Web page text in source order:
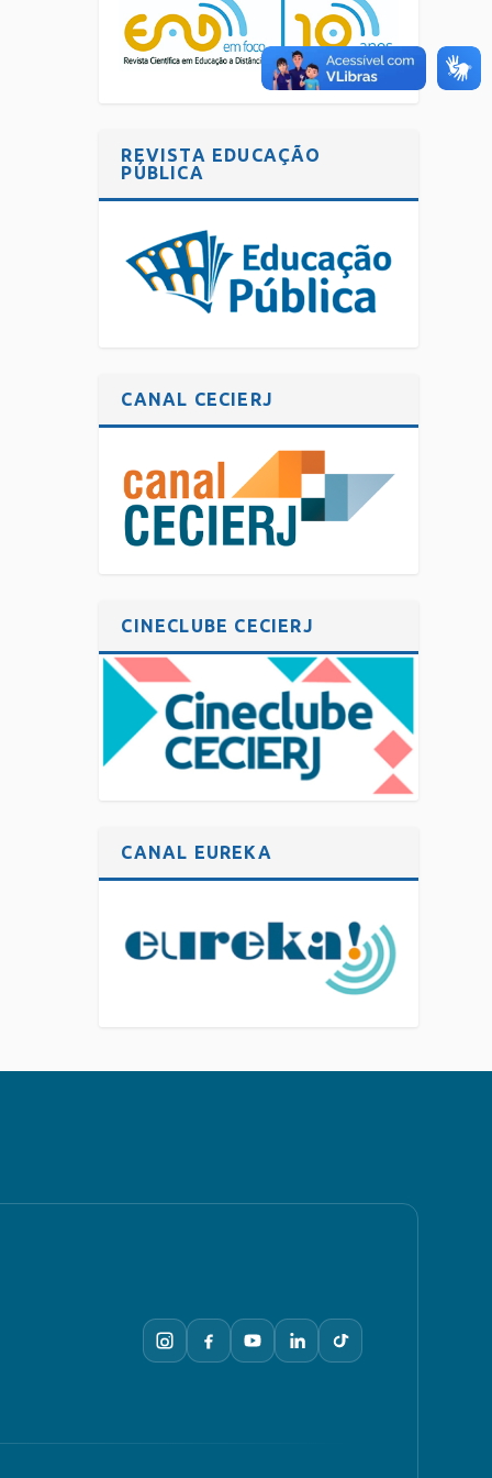
REVISTA EDUCAÇÃO
PÚBLICA
CANAL CECIERJ
CINECLUBE CECIERJ
CANAL EUREKA